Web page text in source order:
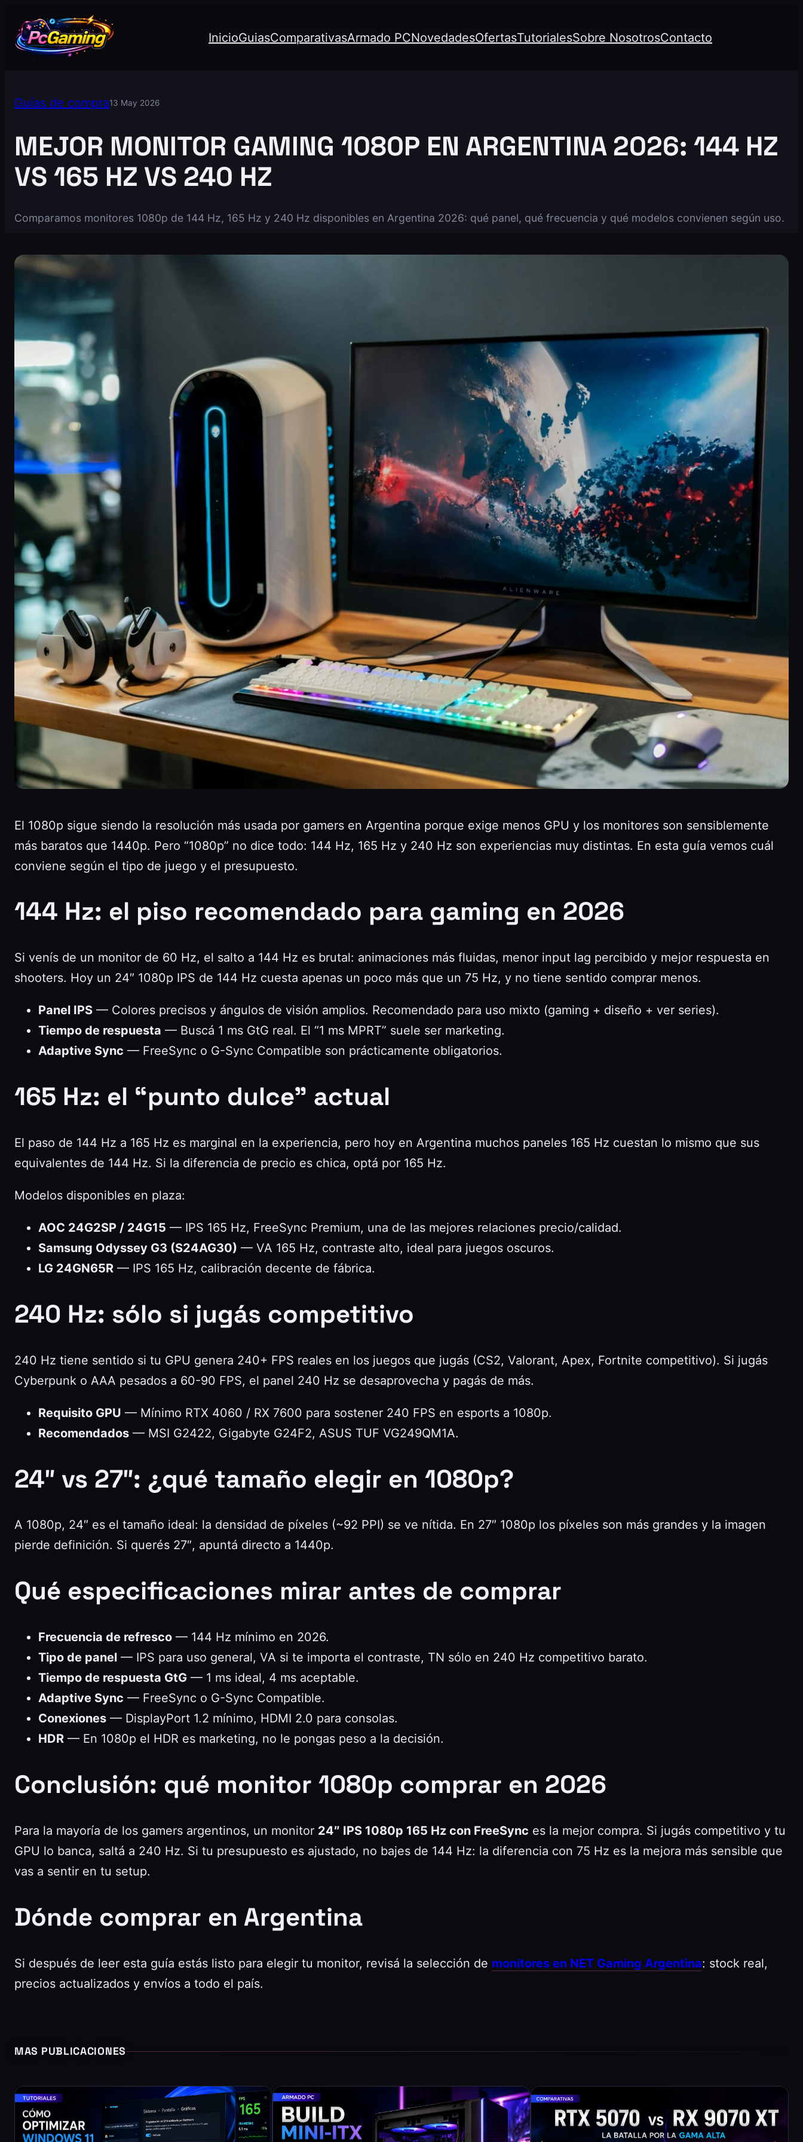
InicioGuiasComparativasArmado PCNovedadesOfertasTutorialesSobre NosotrosContacto
Guías de compra13 May 2026
MEJOR MONITOR GAMING 1080P EN ARGENTINA 2026: 144 HZ
VS 165 HZ VS 240 HZ
Comparamos monitores 1080p de 144 Hz, 165 Hz y 240 Hz disponibles en Argentina 2026: qué panel, qué frecuencia y qué modelos convienen según uso.
El 1080p sigue siendo la resolución más usada por gamers en Argentina porque exige menos GPU y los monitores son sensiblemente
más baratos que 1440p. Pero “1080p” no dice todo: 144 Hz, 165 Hz y 240 Hz son experiencias muy distintas. En esta guía vemos cuál
conviene según el tipo de juego y el presupuesto.
144 Hz: el piso recomendado para gaming en 2026
Si venís de un monitor de 60 Hz, el salto a 144 Hz es brutal: animaciones más fluidas, menor input lag percibido y mejor respuesta en
shooters. Hoy un 24″ 1080p IPS de 144 Hz cuesta apenas un poco más que un 75 Hz, y no tiene sentido comprar menos.
Panel IPS — Colores precisos y ángulos de visión amplios. Recomendado para uso mixto (gaming + diseño + ver series).
Tiempo de respuesta — Buscá 1 ms GtG real. El “1 ms MPRT” suele ser marketing.
Adaptive Sync — FreeSync o G-Sync Compatible son prácticamente obligatorios.
165 Hz: el “punto dulce” actual
El paso de 144 Hz a 165 Hz es marginal en la experiencia, pero hoy en Argentina muchos paneles 165 Hz cuestan lo mismo que sus
equivalentes de 144 Hz. Si la diferencia de precio es chica, optá por 165 Hz.
Modelos disponibles en plaza:
AOC 24G2SP / 24G15 — IPS 165 Hz, FreeSync Premium, una de las mejores relaciones precio/calidad.
Samsung Odyssey G3 (S24AG30) — VA 165 Hz, contraste alto, ideal para juegos oscuros.
LG 24GN65R — IPS 165 Hz, calibración decente de fábrica.
240 Hz: sólo si jugás competitivo
240 Hz tiene sentido si tu GPU genera 240+ FPS reales en los juegos que jugás (CS2, Valorant, Apex, Fortnite competitivo). Si jugás
Cyberpunk o AAA pesados a 60-90 FPS, el panel 240 Hz se desaprovecha y pagás de más.
Requisito GPU — Mínimo RTX 4060 / RX 7600 para sostener 240 FPS en esports a 1080p.
Recomendados — MSI G2422, Gigabyte G24F2, ASUS TUF VG249QM1A.
24″ vs 27″: ¿qué tamaño elegir en 1080p?
A 1080p, 24″ es el tamaño ideal: la densidad de píxeles (~92 PPI) se ve nítida. En 27″ 1080p los píxeles son más grandes y la imagen
pierde definición. Si querés 27″, apuntá directo a 1440p.
Qué especificaciones mirar antes de comprar
Frecuencia de refresco — 144 Hz mínimo en 2026.
Tipo de panel — IPS para uso general, VA si te importa el contraste, TN sólo en 240 Hz competitivo barato.
Tiempo de respuesta GtG — 1 ms ideal, 4 ms aceptable.
Adaptive Sync — FreeSync o G-Sync Compatible.
Conexiones — DisplayPort 1.2 mínimo, HDMI 2.0 para consolas.
HDR — En 1080p el HDR es marketing, no le pongas peso a la decisión.
Conclusión: qué monitor 1080p comprar en 2026
Para la mayoría de los gamers argentinos, un monitor 24″ IPS 1080p 165 Hz con FreeSync es la mejor compra. Si jugás competitivo y tu
GPU lo banca, saltá a 240 Hz. Si tu presupuesto es ajustado, no bajes de 144 Hz: la diferencia con 75 Hz es la mejora más sensible que
vas a sentir en tu setup.
Dónde comprar en Argentina
Si después de leer esta guía estás listo para elegir tu monitor, revisá la selección de monitores en NET Gaming Argentina: stock real,
precios actualizados y envíos a todo el país.
MAS PUBLICACIONES